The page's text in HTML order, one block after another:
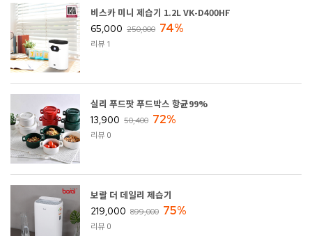
비스카 미니 제습기 1.2L VK-D400HF
65,000 250,000 74%
리뷰 1
실리 푸드팟 푸드박스 항균99%
13,900 50,400 72%
리뷰 0
보랄 더 데일리 제습기
219,000 899,000 75%
리뷰 0